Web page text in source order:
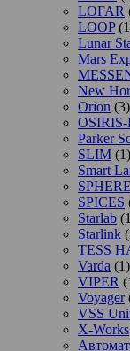
LOFAR
LOOP
Lunar
Mars
New
Orion (3)
Parker
SLIM (1)
Smart
SPICES
Starlab
Starlink
TESS
Varda (1)
VIPER
Voyager
VSS
X-Works